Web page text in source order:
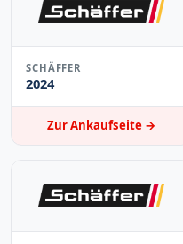
SCHÄFFER
2024
Zur Ankaufseite →